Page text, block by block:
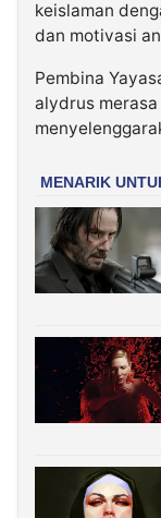
keislaman
dan motivasi
Pembina
alydrus